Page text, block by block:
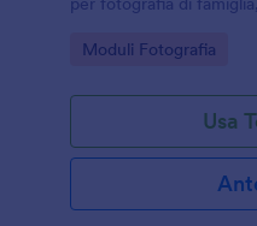
raccolta dati in modo
Go to Category:
Moduli Fotografia
Usa